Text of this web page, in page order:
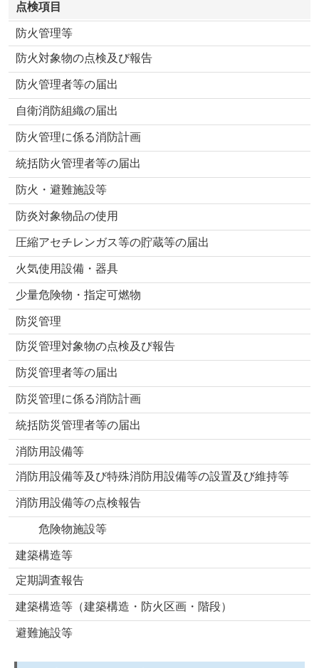
点検項目
防火管理等
防火対象物の点検及び報告
防火管理者等の届出
自衛消防組織の届出
防火管理に係る消防計画
統括防火管理者等の届出
防火・避難施設等
防炎対象物品の使用
圧縮アセチレンガス等の貯蔵等の届出
火気使用設備・器具
少量危険物・指定可燃物
防災管理
防災管理対象物の点検及び報告
防災管理者等の届出
防災管理に係る消防計画
統括防災管理者等の届出
消防用設備等
消防用設備等及び特殊消防用設備等の設置及び維持等
消防用設備等の点検報告
危険物施設等
建築構造等
定期調査報告
建築構造等（建築構造・防火区画・階段）
避難施設等